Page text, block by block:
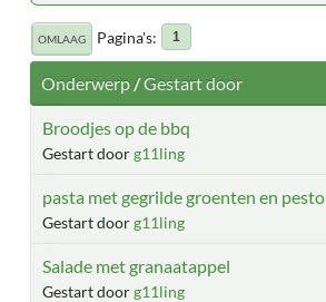
OMLAAG Pagina's 1
Onderwerp/Gestart door
Broodjes op de bbq
Gestart doorg11ling
pasta met gegrilde groenten en pesto
Gestart doorg11ling
Salade met granaatappel
Gestart doorg11ling